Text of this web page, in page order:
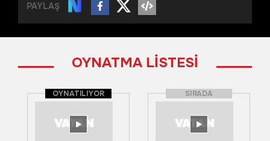
PAYLAŞ
OYNATMA LİSTESİ
OYNATILIYOR SIRADA